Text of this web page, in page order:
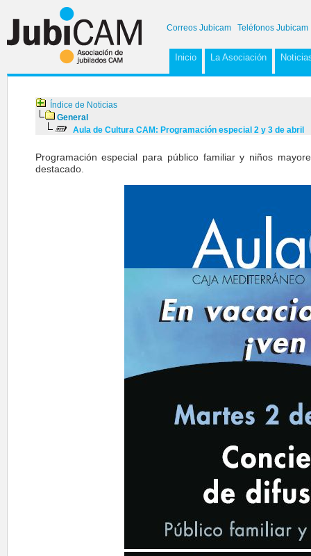
Correos Jubicam Teléfonos Jubicam
Inicio La Asociación
Índice de Noticias
General
Aula de Cultura CAM: Programación especial 2 y 3 de abril
Programación especial para público familiar y niños
destacado.